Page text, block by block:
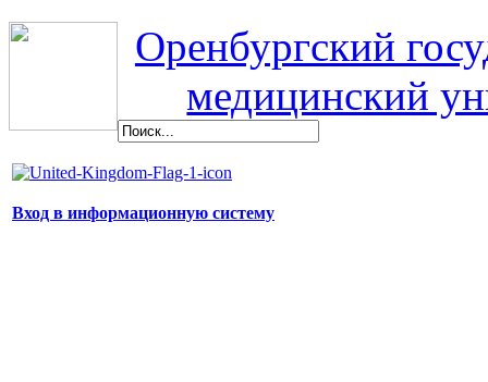
Оренбургский
медицинский
Вход в информационную систему